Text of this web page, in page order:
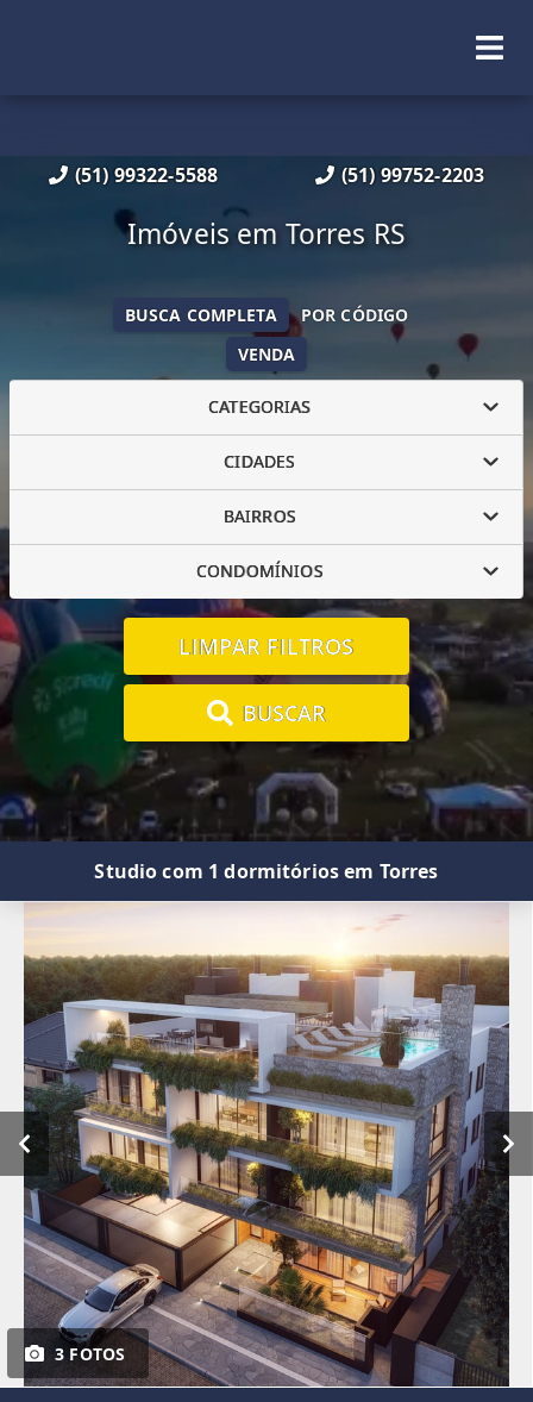
(51) 99322-5588 (51) 99752-2203
Imóveis em Torres RS
VENDA
BUSCA COMPLETA POR CÓDIGO
CATEGORIAS
CIDADES
BAIRROS
CONDOMÍNIOS
LIMPAR FILTROS
BUSCAR
Studio com 1 dormitórios em Torres
3 FOTOS